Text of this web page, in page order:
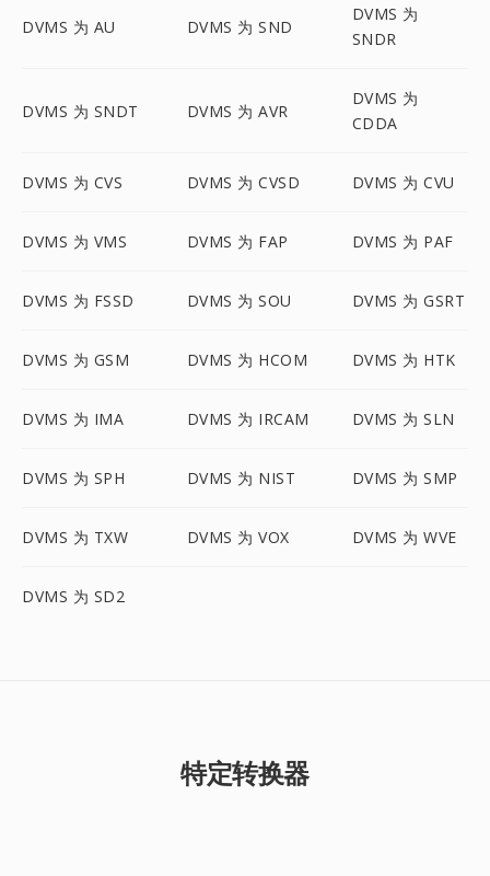
DVMS 为 AU DVMS 为 SND
DVMS 为
SNDR
DVMS 为 SNDT DVMS 为 AVR
DVMS 为
CDDA
DVMS 为 CVS DVMS 为 CVSD DVMS 为 CVU
DVMS 为 VMS DVMS 为 FAP DVMS 为 PAF
DVMS 为 FSSD DVMS 为 SOU DVMS 为 GSRT
DVMS 为 GSM DVMS 为 HCOM DVMS 为 HTK
DVMS 为 IMA DVMS 为 IRCAM DVMS 为 SLN
DVMS 为 SPH DVMS 为 NIST DVMS 为 SMP
DVMS 为 TXW DVMS 为 VOX DVMS 为 WVE
DVMS 为 SD2
特定转换器